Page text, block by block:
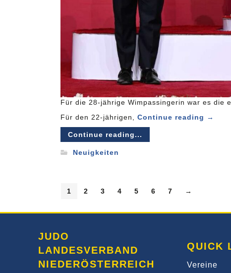
Für die 28-jährige Wimpassingerin war es die
Für den 22-jährigen, Continue reading →
Continue reading...
Neuigkeiten
1 2 3 4 5 6 7 →
JUDO
LANDESVERBAND
NIEDERÖSTERREICH
QUICK
Vereine